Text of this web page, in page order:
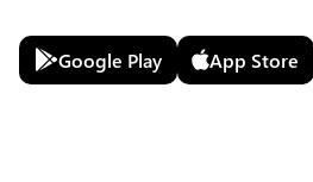
Google Play App Store